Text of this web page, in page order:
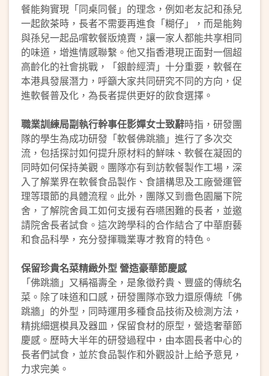
餐能夠實現「同桌同餐」的理念，例如老友記和孫兒
一起飲茶時，長者不需要再進食「糊仔」，而是能夠
與孫兒一起品嚐軟餐版燒賣，讓一家人都能共享相同
的味道，增進情感聯繫。他又指香港現正面對一個超
高齡化的社會挑戰，「銀齡經濟」十分重要，軟餐在
本港具發展潛力，呼籲大家共同研究不同的方向，促
進軟餐普及化，為長者提供更好的飲食選擇。
職業訓練局副執行幹事任影嬋女士致辭時指，研發團
隊的學生為成功研發「軟餐佛跳牆」進行了多次交
流，包括探討如何提升原材料的鮮味、軟餐在凝固的
同時如何保持美觀。團隊亦有到訪軟餐製作工場，深
入了解業界在軟餐食品製作、食譜構思及工廠營運管
理等環節的具體流程。此外，團隊又到嗇色園屬下院
舍，了解院舍員工如何支援有吞嚥困難的長者，並邀
請院舍長者試食。這次跨學科的合作結合了中華廚藝
和食品科學，充分發揮職業專才教育的特色。
保留珍貴名菜精緻外型 營造豪華節慶感
「佛跳牆」又稱福壽全，是象徵矜貴、豐盛的傳統名
菜。除了味道和口感，研發團隊亦致力還原傳統「佛
跳牆」的外型，同時運用多種食品技術及檢測方法，
精挑細選模具及器皿，保留食材的原型，營造奢華節
慶感。歷時大半年的研發過程中，由本園長者中心的
長者們試食，並於食品製作和外觀設計上給予意見，
力求完美。